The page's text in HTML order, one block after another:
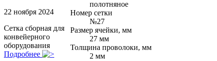
22 ноября 2024
Сетка сборная для
конвейерного
оборудования
Подробнее
полотняное
Номер сетки
№27
Размер ячейки, мм
27 мм
Толщина проволоки, мм
2 мм